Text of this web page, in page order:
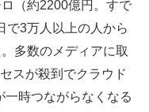
（約2200億円。すで
で3万人以上の人から
多数のメディアに取
スが殺到でクラウド
時つながらなくなる